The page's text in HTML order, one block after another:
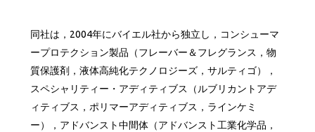
同社は，2004年にバイエル社から独立し，コンシューマ
ープロテクション製品（フレーバー＆フレグランス，物
質保護剤，液体高純化テクノロジーズ，サルティゴ），
スペシャリティー・アディティブス（ルブリカントアデ
ィティブス，ポリマーアディティブス，ラインケミ
ー），アドバンスト中間体（アドバンスト工業化学品，